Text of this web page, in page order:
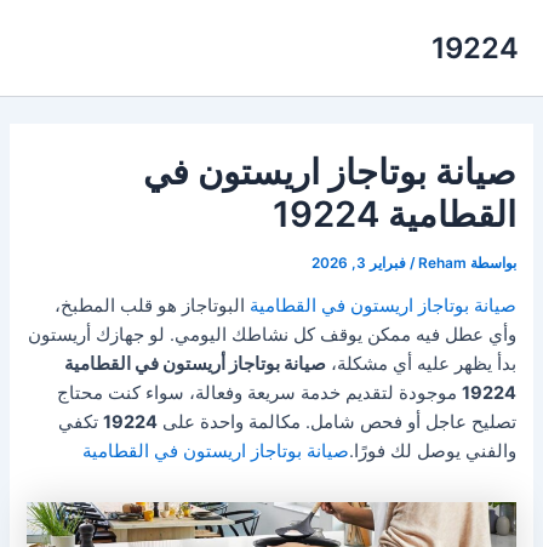
19224
صيانة بوتاجاز اريستون في
القطامية 19224
بواسطة Reham
/فبراير 3, 2026
صيانة بوتاجاز اريستون في القطامية البوتاجاز هو قلب المطبخ،
وأي عطل فيه ممكن يوقف كل نشاطك اليومي. لو جهازك أريستون
بدأ يظهر عليه أي مشكلة،صيانة بوتاجاز أريستون في القطامية
19224 موجودة لتقديم خدمة سريعة وفعالة، سواء كنت محتاج
تصليح عاجل أو فحص شامل. مكالمة واحدة على19224 تكفي
والفني يوصل لك فورًا.صيانة بوتاجاز اريستون في القطامية